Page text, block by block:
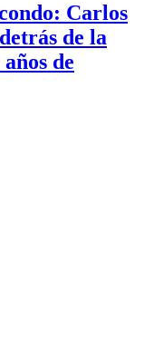
Carlos
de la
de